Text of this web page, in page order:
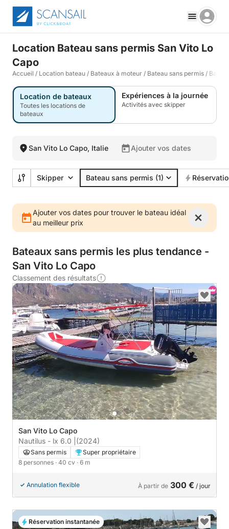
Location Bateau sans permis San Vito Lo
Capo
Accueil / Location bateau / Bateaux à moteur / Bateau sans permis /
Location de bateaux
Toutes les locations de
bateaux
Expériences à la journée
Activités avec skipper
San Vito Lo Capo, Italie Ajouter vos dates
Skipper Bateau sans permis (1)
Ajouter vos dates pour trouver le bateau idéal
au meilleur prix
Bateaux sans permis les plus tendance -
San Vito Lo Capo
Classement des résultats
San Vito Lo Capo
Nautilus - lx 6.0 | (2024)
Sans permis
Super propriétaire
8 personnes · 40 cv · 6 m
Annulation flexible À partir de 300 € / jour
Réservation instantanée